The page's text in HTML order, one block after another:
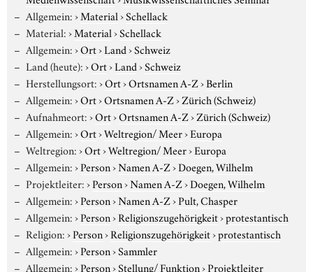
Allgemein:›Material›Schellack
Material:›Material›Schellack
Allgemein:›Ort›Land›Schweiz
Land (heute):›Ort›Land›Schweiz
Herstellungsort:›Ort›Ortsnamen A-Z›Berlin
Allgemein:›Ort›Ortsnamen A-Z›Zürich (Schweiz)
Aufnahmeort:›Ort›Ortsnamen A-Z›Zürich (Schweiz)
Allgemein:›Ort›Weltregion/ Meer›Europa
Weltregion:›Ort›Weltregion/ Meer›Europa
Allgemein:›Person›Namen A-Z›Doegen, Wilhelm
Projektleiter:›Person›Namen A-Z›Doegen, Wilhelm
Allgemein:›Person›Namen A-Z›Pult, Chasper
Allgemein:›Person›Religionszugehörigkeit›protestantisch
Religion:›Person›Religionszugehörigkeit›protestantisch
Allgemein:›Person›Sammler
Allgemein:›Person›Stellung/ Funktion›Projektleiter